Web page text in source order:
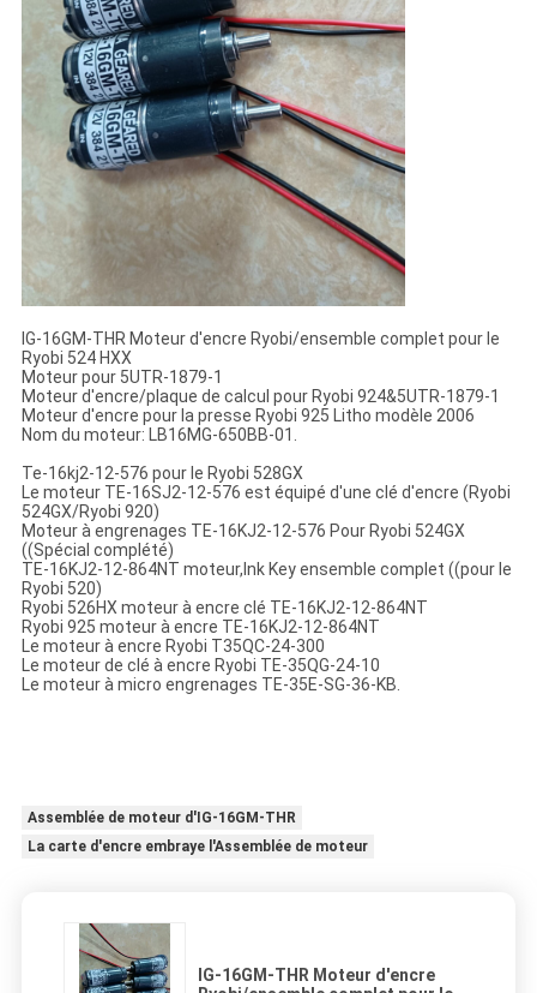
IG-16GM-THR Moteur d'encre Ryobi/ensemble complet pour le
Ryobi 524 HXX
Moteur pour 5UTR-1879-1
Moteur d'encre/plaque de calcul pour Ryobi 924&5UTR-1879-1
Moteur d'encre pour la presse Ryobi 925 Litho modèle 2006
Nom du moteur: LB16MG-650BB-01.
Te-16kj2-12-576 pour le Ryobi 528GX
Le moteur TE-16SJ2-12-576 est équipé d'une clé d'encre (Ryobi
524GX/Ryobi 920)
Moteur à engrenages TE-16KJ2-12-576 Pour Ryobi 524GX
((Spécial complété)
TE-16KJ2-12-864NT moteur,Ink Key ensemble complet ((pour le
Ryobi 520)
Ryobi 526HX moteur à encre clé TE-16KJ2-12-864NT
Ryobi 925 moteur à encre TE-16KJ2-12-864NT
Le moteur à encre Ryobi T35QC-24-300
Le moteur de clé à encre Ryobi TE-35QG-24-10
Le moteur à micro engrenages TE-35E-SG-36-KB.
Assemblée de moteur d'IG-16GM-THR
La carte d'encre embraye l'Assemblée de moteur
IG-16GM-THR Moteur d'encre